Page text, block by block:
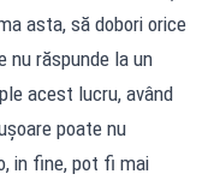
asta, să dobori orice
nu răspunde la un
acest lucru, având
poate nu
in fine, pot fi mai